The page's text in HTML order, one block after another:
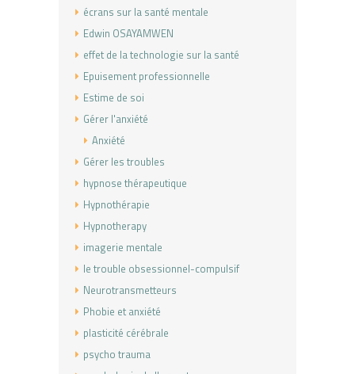
écrans sur la santé mentale
Edwin OSAYAMWEN
effet de la technologie sur la santé
Epuisement professionnelle
Estime de soi
Gérer l'anxiété
Anxiété
Gérer les troubles
hypnose thérapeutique
Hypnothérapie
Hypnotherapy
imagerie mentale
le trouble obsessionnel-compulsif
Neurotransmetteurs
Phobie et anxiété
plasticité cérébrale
psycho trauma